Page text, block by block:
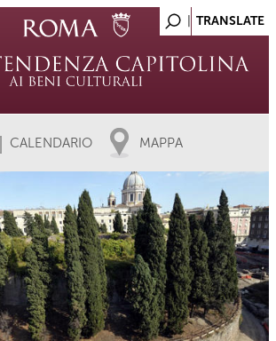
CALENDARIO MAPPA